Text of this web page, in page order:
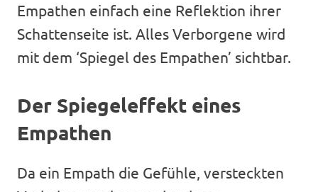
Empathen einfach eine Reflektion ihrer
Schattenseite ist. Alles Verborgene wird
mit dem ‘Spiegel des Empathen’ sichtbar.
Der Spiegeleffekt eines
Empathen
Da ein Empath die Gefühle, versteckten